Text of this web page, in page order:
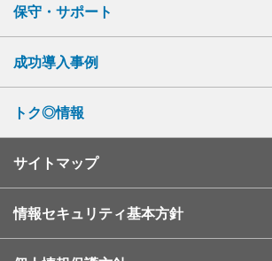
保守・サポート
成功導入事例
トク◎情報
サイトマップ
情報セキュリティ基本方針